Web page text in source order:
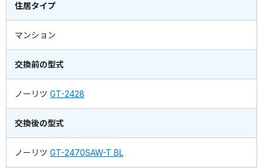
住居タイプ
マンション
交換前の型式
ノーリツ GT-2428
交換後の型式
ノーリツ GT-2470SAW-T BL